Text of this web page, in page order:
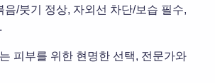
음/붓기 정상, 자외선 차단/보습 필수,
피부를 위한 현명한 선택, 전문가와